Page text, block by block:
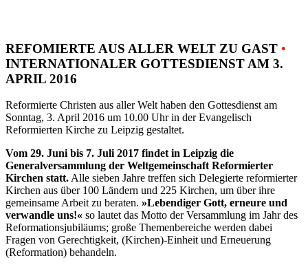
REFOMIERTE AUS ALLER WELT ZU GAST •
INTERNATIONALER GOTTESDIENST AM 3.
APRIL 2016
Reformierte Christen aus aller Welt haben den Gottesdienst am
Sonntag, 3. April 2016 um 10.00 Uhr in der Evangelisch
Reformierten Kirche zu Leipzig gestaltet.
Vom 29. Juni bis 7. Juli 2017 findet in Leipzig die
Generalversammlung der Weltgemeinschaft Reformierter
Kirchen statt.Alle sieben Jahre treffen sich Delegierte reformierter
Kirchen aus über 100 Ländern und 225 Kirchen, um über ihre
gemeinsame Arbeit zu beraten. »Lebendiger Gott, erneure und
verwandle uns!« so lautet das Motto der Versammlung im Jahr des
Reformationsjubiläums; große Themenbereiche werden dabei
Fragen von Gerechtigkeit, (Kirchen)-Einheit und Erneuerung
(Reformation) behandeln.